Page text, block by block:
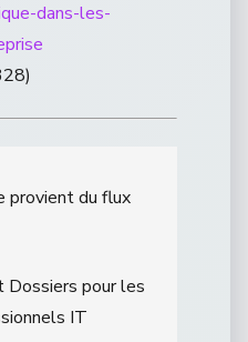
dans-les-
provient du flux
pour les
IT